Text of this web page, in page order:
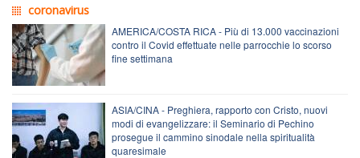
coronavirus
AMERICA/COSTA RICA - Più di 13.000 vaccinazioni
contro il Covid effettuate nelle parrocchie lo scorso
fine settimana
ASIA/CINA - Preghiera, rapporto con Cristo, nuovi
modi di evangelizzare: il Seminario di Pechino
prosegue il cammino sinodale nella spiritualità
quaresimale